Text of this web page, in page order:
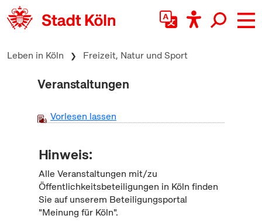
zum Inhalt springen
Leben in Köln Freizeit, Natur und Sport
Veranstaltungen
Vorlesen lassen
Hinweis:
Alle Veranstaltungen mit/zu
Öffentlichkeitsbeteiligungen in Köln finden
Sie auf unserem Beteiligungsportal
"Meinung für Köln".